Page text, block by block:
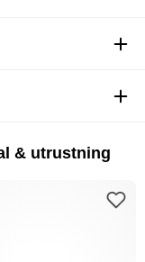
& utrustning